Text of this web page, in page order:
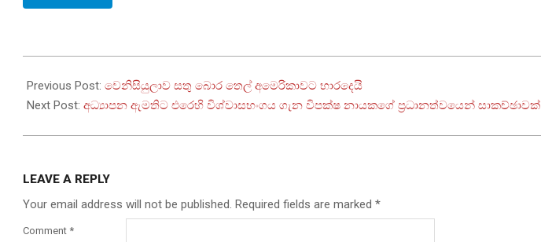
01-
07
Previous Post: වෙනිසියුලාව සතු බොර තෙල් අමෙරිකාවට භාරදෙයි
Next Post: අධ්‍යාපන ඇමතිට එරෙහි විශ්වාසභංගය ගැන විපක්ෂ නායකගේ ප්‍රධානත්වයෙන් සාකච්ඡාවක්
LEAVE A REPLY
Your email address will not be published. Required fields are marked *
Comment *